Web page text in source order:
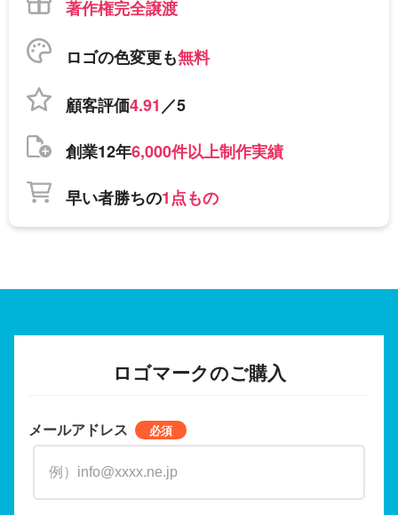
著作権完全譲渡
ロゴの色変更も無料
顧客評価4.91／5
創業12年6,000件以上制作実績
早い者勝ちの1点もの
ロゴマークのご購入
メールアドレス